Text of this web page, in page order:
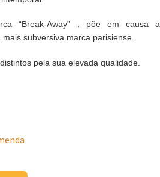
“Break-Away” , põe em causa a
subversiva marca parisiense.
pela sua elevada qualidade.